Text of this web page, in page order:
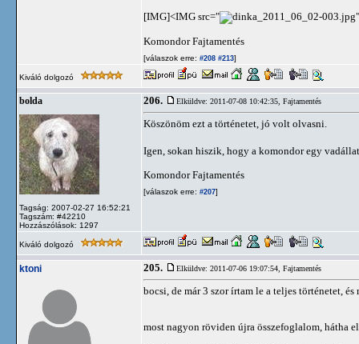
[IMG]<IMG src="
Komondor Fajtamentés
[válaszok erre: #208 #213]
Kiváló dolgozó
bolda
Tagság: 2007-02-27 16:52:21
Tagszám: #42210
Hozzászólások: 1297
206. Elküldve: 2011-07-08 10:42:35, Fajtamentés
Köszönöm ezt a történetet, jó volt olvasni.
Igen, sokan hiszik, hogy a komondor egy
Komondor Fajtamentés
[válaszok erre: #207]
Kiváló dolgozó
ktoni 205. Elküldve: 2011-07-06 19:07:54, Fajtamentés
bocsi, de már 3 szor írtam le a teljes történetet,
most nagyon röviden újra összefoglalom, hátha